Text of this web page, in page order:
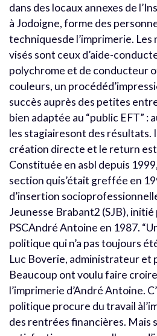
dans des locaux annexes de
à Jodoigne, forme des
techniquesde l’imprimerie.
visés sont ceux d’aide-
polychrome et de conducteur
couleurs, un
succès auprès des petites
bien adaptée au “public EFT” :
les stagiairesont des résultats.
création directe et le return
Constituée en asbl depuis
section quis’était greffée en
d’insertion
Jeunesse Brabant2 (SJB),
PSCAndré Antoine en 1987.
politique qui n’a pas toujours
Luc Boverie, administrateur et
Beaucoup ont voulu faire
l’imprimerie d’André Antoine.
politique procure du travail
des rentrées financières. Mais